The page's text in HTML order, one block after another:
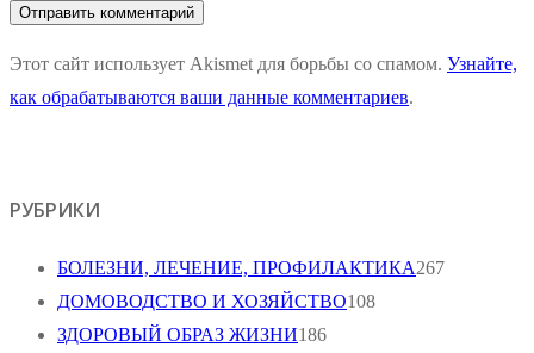
Этот сайт использует Akismet для борьбы со спамом. Узнайте,
как обрабатываются ваши данные комментариев.
РУБРИКИ
БОЛЕЗНИ, ЛЕЧЕНИЕ, ПРОФИЛАКТИКА267
ДОМОВОДСТВО И ХОЗЯЙСТВО108
ЗДОРОВЫЙ ОБРАЗ ЖИЗНИ186